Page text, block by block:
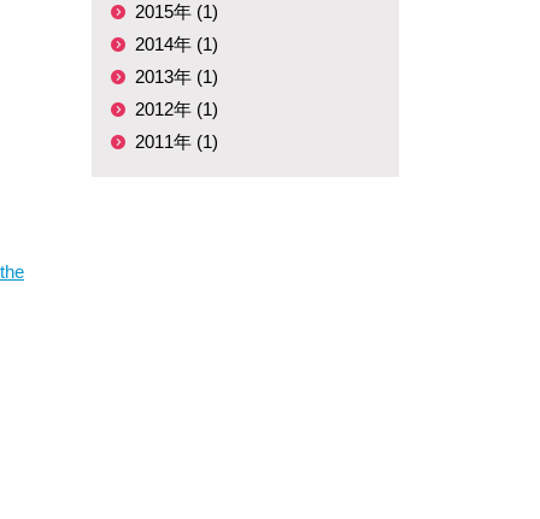
2015年 (1)
2014年 (1)
2013年 (1)
2012年 (1)
2011年 (1)